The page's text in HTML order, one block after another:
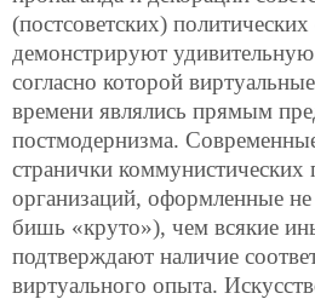
(постсоветских) политических
демонстрируют
согласно которой
времени являлись прямым
постмодернизма.
странички коммунистических
организаций, оформленные
бишь «круто»), чем всякие
подтверждают наличие
виртуального опыта.